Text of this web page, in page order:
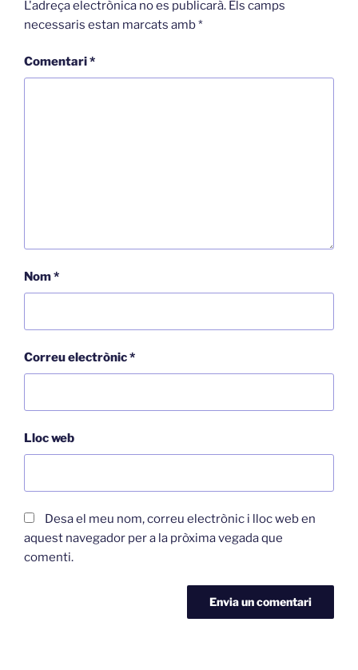
L'adreça electrònica no es publicarà. Els camps
necessaris estan marcats amb*
Comentari*
Nom*
Correu electrònic*
Lloc web
Desa el meu nom, correu electrònic i lloc web en
aquest navegador per a la pròxima vegada que
comenti.